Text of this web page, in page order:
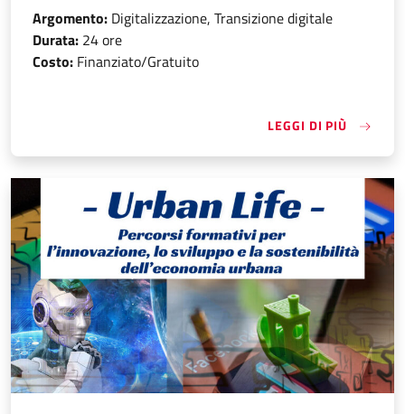
Argomento: Digitalizzazione, Transizione digitale
Durata: 24 ore
Costo: Finanziato/Gratuito
LEGGI DI PIÙ